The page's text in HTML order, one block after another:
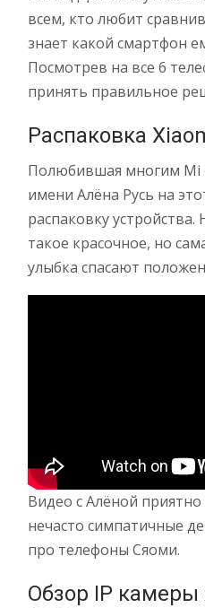
всем, кто любит
знает какой смартфон
Посмотрев на все 6
принять правильное
Распаковка
Полюбившая многим Mi
имени Алёна Русь на
распаковку
такое красочное, но
улыбка спасают
Видео с Алёной
нечасто симпатичные
про телефоны Сяоми.
Обзор IP камеры